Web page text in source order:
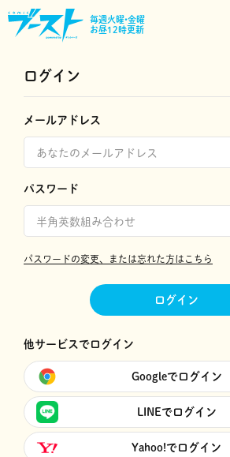
毎週火曜•金曜
お昼12時更新
ログイン
メールアドレス
パスワード
パスワードの変更、または忘れた方はこちら
ログイン
他サービスでログイン
Googleでログイン
LINEでログイン
Yahoo!でログイン